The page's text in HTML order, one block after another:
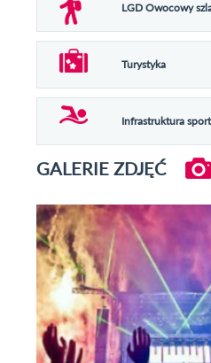
LGD Owocowy
Turystyka
Infrastruktura
GALERIE ZDJĘĆ